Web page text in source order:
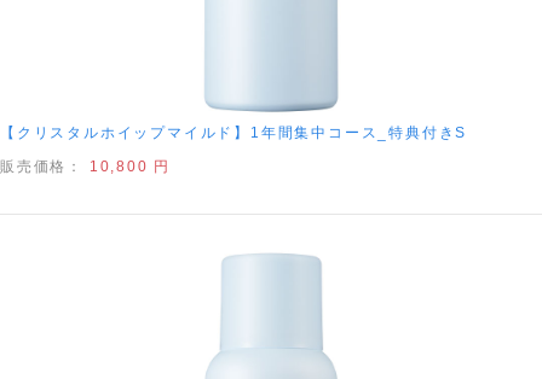
【クリスタルホイップマイルド】1年間集中コース_特典付きS
販売価格： 10,800 円